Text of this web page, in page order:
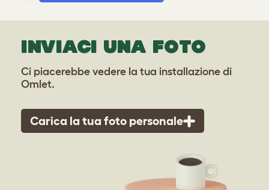
INVIACI UNA FOTO
Ci piacerebbe vedere la tua installazione di
Omlet.
Carica la tua foto personale